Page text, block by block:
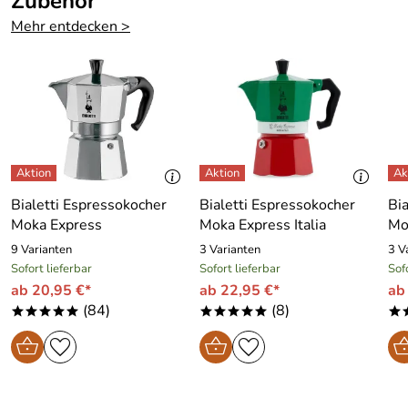
Geeignet für
Mikrowelle:
Geeignet für
Gefriertruhe:
Geschenkkarto
n:
Mehr entdecken >
Bialetti Espressokocher
Moka Express
9 Varianten
Sofort lieferbar
ab 20,95 €*
***** (84)
Bialetti Espressokocher
Moka Express Italia
3 Varianten
Sofort lieferbar
ab 22,95 €*
***** (8)
3